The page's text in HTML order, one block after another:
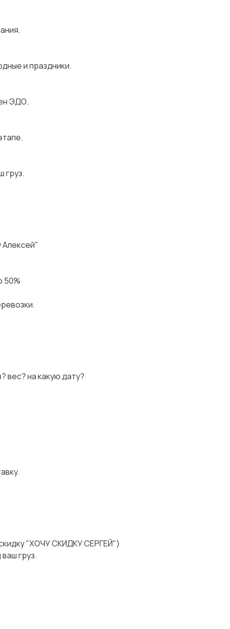
и праздники.
ЭДО.
груз.
Алексей"
50%
вес? на какую дату?
"ХОЧУ СКИДКУ СЕРГЕЙ")
груз.